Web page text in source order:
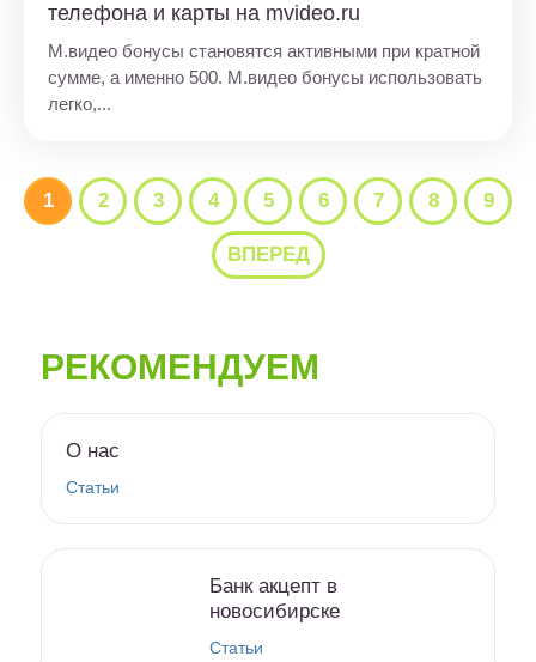
телефона и карты на mvideo.ru
М.видео бонусы становятся активными при кратной
сумме, а именно 500. М.видео бонусы использовать
легко,...
1 2 3 4 5 6 7 8 9
ВПЕРЕД
РЕКОМЕНДУЕМ
О нас
Статьи
Банк акцепт в
новосибирске
Статьи